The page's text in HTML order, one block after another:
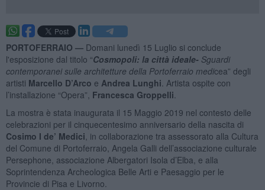
PORTOFERRAIO — Domani lunedì 15 Luglio si conclude
l'esposizione dal titolo “Cosmopoli: la città ideale-Sguardi
contemporanei sulle architetture della Portoferraio medicea” degli
artisti Marcello D’Arco e Andrea Lunghi . Artista ospite con
l’installazione “Opera”, Francesca Groppelli
La mostra è stata inaugurata il 15 Maggio 2019 nel contesto delle
celebrazioni per il cinquecentesimo anniversario della nascita di
Cosimo I de’ Medici , in collaborazione tra assessorato alla Cultura
del Comune di Portoferraio, Angela Galli dell’associazione culturale
Persephone, associazione Albergatori Isola d’Elba, e alla
Soprintendenza Archeologica Belle Arti e Paesaggio per le
Provincie di Pisa e Livorno.